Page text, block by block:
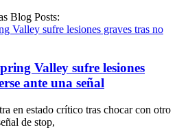
Blog Posts:
Valley sufre lesiones
ante una señal
en estado crítico tras chocar con otro
de stop,